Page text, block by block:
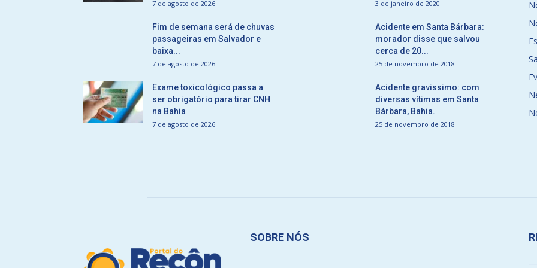
7 de agosto de 2026
Fim de semana será de chuvas
passageiras em Salvador e
baixa...
7 de agosto de 2026
Exame toxicológico passa a
ser obrigatório para tirar CNH
na Bahia
7 de agosto de 2026
3 de janeiro de 2020
Acidente em Santa Bárbara:
morador disse que salvou
cerca de 20...
25 de novembro de 2018
Acidente gravissimo: com
diversas vítimas em Santa
Bárbara, Bahia.
25 de novembro de 2018
SOBRE NÓS